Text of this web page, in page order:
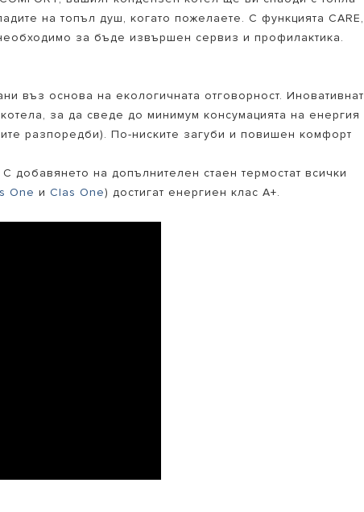
на топъл душ, когато пожелаете. С функцията CARE,
за бъде извършен сервиз и профилактика.
въз основа на екологичната отговорност.
за да сведе до минимум консумацията на енергия
разпоредби). По-ниските загуби и повишен комфорт
добавянето на допълнителен стаен термостат всички
One иClas One) достигат енергиен клас A+.